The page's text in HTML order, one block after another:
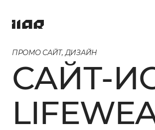
ПРОМО САЙТ, ДИЗАЙН
САЙТ-